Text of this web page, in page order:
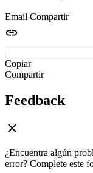
Email Compartir
Copiar
Compartir
Feedback
¿Encuentra algún
error? Complete este